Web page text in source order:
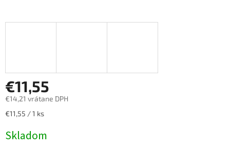
€11,55
€14,21 vrátane DPH
Jednotková
€11,55 / 1 ks
Skladom